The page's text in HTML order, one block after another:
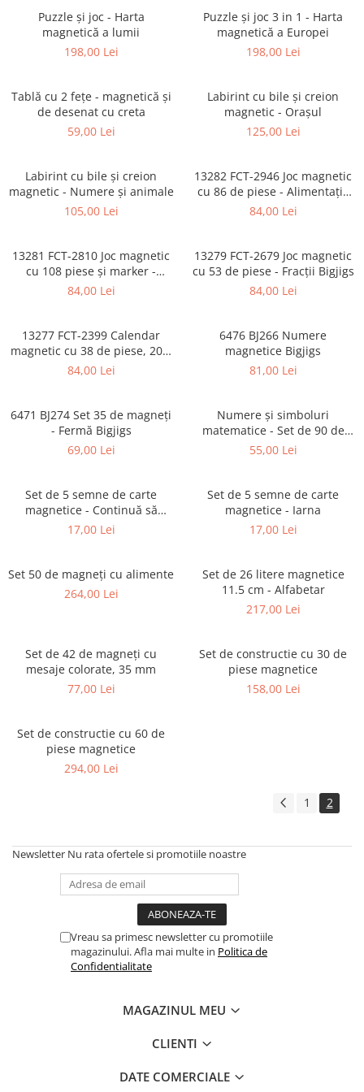
Puzzle-uri progresive
Puzzle-uri stratificate
Instrumente si accesorii pentru
Lucru manual
Cusut si tricotaj
Suport pentru decor
Modelaj
Pictura pe numere
Seturi de creatie
Tablouri diamonds
pentru copii
Jocuri de societate pentru copii
Jocuri matematice
Jocuri pentru stimularea
senzoriala
Stimulare olfactiva si gustativa
Stimulare tactila
Puzzle și joc - Harta
magnetică a lumii
198,00 Lei
Puzzle și joc 3 in 1 - Harta
magnetică a Europei
198,00 Lei
Tablă cu 2 fețe - magnetică și
de desenat cu creta
59,00 Lei
Labirint cu bile și creion
magnetic - Orașul
125,00 Lei
Labirint cu bile și creion
magnetic - Numere și animale
105,00 Lei
13282 FCT-2946 Joc magnetic
cu 86 de piese - Alimentație
sănătoasă Bigjigs
84,00 Lei
13281 FCT-2810 Joc magnetic
cu 108 piese și marker -
Adunarea și scăderea până la
84,00 Lei
13279 FCT-2679 Joc magnetic
cu 53 de piese - Fracții Bigjigs
84,00 Lei
13277 FCT-2399 Calendar
magnetic cu 38 de piese, 20 x
26 cm Bigjigs
84,00 Lei
6476 BJ266 Numere
magnetice Bigjigs
81,00 Lei
6471 BJ274 Set 35 de magneți
- Fermă Bigjigs
69,00 Lei
Numere și simboluri
matematice - Set de 90 de
piese magnetice
55,00 Lei
Set de 5 semne de carte
magnetice - Continuă să
zâmbești
17,00 Lei
Set de 5 semne de carte
magnetice - Iarna
17,00 Lei
Set 50 de magneți cu alimente
264,00 Lei
Set de 26 litere magnetice
11.5 cm - Alfabetar
217,00 Lei
Set de 42 de magneți cu
mesaje colorate, 35 mm
77,00 Lei
Set de constructie cu 30 de
piese magnetice
158,00 Lei
Set de constructie cu 60 de
piese magnetice
294,00 Lei
1 2
Newsletter Nu rata ofertele si promotiile noastre
Vreau sa primesc newsletter cu promotiile
magazinului. Afla mai multe in Politica de
Confidentialitate
MAGAZINUL MEU
CLIENTI
DATE COMERCIALE